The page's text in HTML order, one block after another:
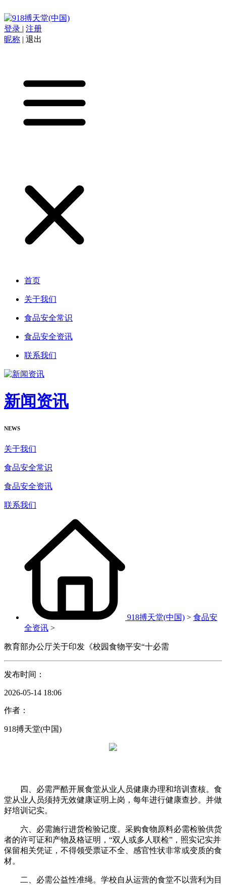
登录 | 注册
昵称 | 退出
首页
关于我们
食品安全常识
食品安全资讯
联系我们
新闻资讯
NEWS
关于我们
食品安全常识
食品安全资讯
联系我们
918搏天堂(中国) > 食品安
全资讯 >
教育部办公厅关于印发《校园食物平安“十必需
发布时间：
2026-05-14 18:06
作者：
918搏天堂(中国)
四、必需严酷开展食堂从业人员健康办理和培训查核。食
堂从业人员须持无效健康证明上岗，每年进行健康查抄。并做
好培训记实。
六、必需施行进货检验记度。采购食物原料必需检验供货
者的许可证和产物及格证明，“双人或多人联检”，照实记实并
保留相关凭证，不得领受票证不全、感官性状非常或变质的食
材。
二、必需公益性准绳。学校自从运营的食堂不以营利为目